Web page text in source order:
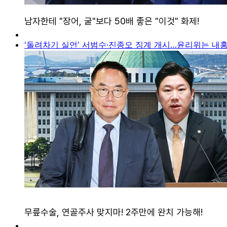
'돌려차기 실언' 서범수·진종오 징계 개시…윤리위는 내